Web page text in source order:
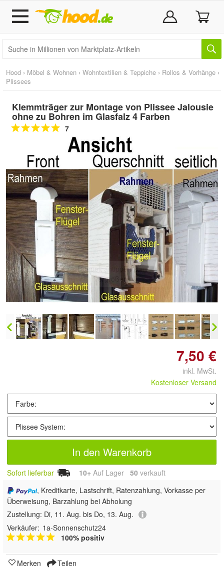
Hood › Möbel & Wohnen › Wohntextilien & Teppiche › Rollos & Vorhänge ›
Plissees
Klemmträger zur Montage von Plissee Jalousie
ohne zu Bohren im Glasfalz 4 Farben
7
Doppelt antippen zum
vergrößern
7,50 €
inkl. MwSt.
Kostenloser Versand
In den Warenkorb
Sofort lieferbar 10+ Auf Lager 50 verkauft
, Kreditkarte, Lastschrift, Ratenzahlung, Vorkasse per
Überweisung, Barzahlung bei Abholung
Zustellung: Di, 11. Aug. bis Do, 13. Aug.
Verkäufer: 1a-Sonnenschutz24
100% positiv
Merken Teilen